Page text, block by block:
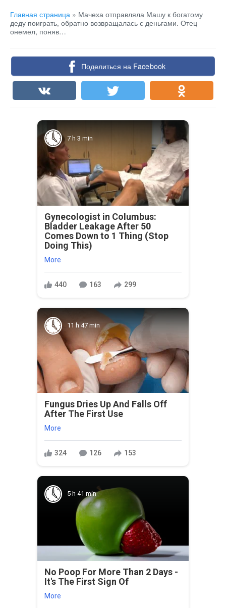
Главная страница » Мачеха отправляла Машу к богатому
деду поиграть, обратно возвращалась с деньгами. Отец
онемел, поняв…
Поделиться на Facebook
7 h 3 min
Gynecologist in Columbus:
Bladder Leakage After 50
Comes Down to 1 Thing (Stop
Doing This)
More
440 163 299
11 h 47 min
Fungus Dries Up And Falls Off
After The First Use
More
324 126 153
5 h 41 min
No Poop For More Than 2 Days -
It's The First Sign Of
More